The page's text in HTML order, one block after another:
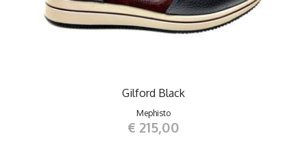
Gilford Black
Mephisto
€ 215,00